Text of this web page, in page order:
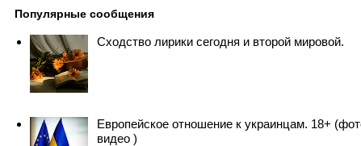
Популярные сообщения
Сходство лирики сегодня и второй мировой.
Европейское отношение к украинцам. 18+
видео )